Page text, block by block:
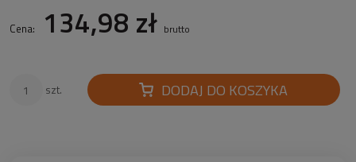
Cena: 134,98 zł brutto
szt. DODAJ DO KOSZYKA